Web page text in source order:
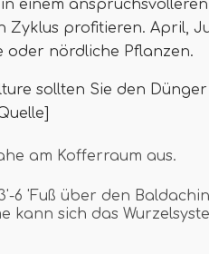
einem anspruchsvolleren
Zyklus profitieren. April,
oder nördliche Pflanzen.
sollten Sie den
am Kofferraum aus.
6 'Fuß über den
kann sich das